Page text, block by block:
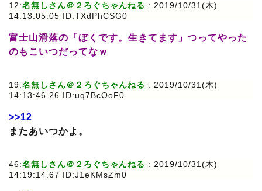
12:名無しさん＠２ろぐちゃんねる : 2019/10/31(木)
14:13:05.05 ID:TXdPhCSG0
富士山滑落の「ぼくです。生きてます」つってやった
のもこいつだってなｗ
19:名無しさん＠２ろぐちゃんねる : 2019/10/31(木)
14:13:46.26 ID:uq7BcOoF0
>>12
またあいつかよ。
46:名無しさん＠２ろぐちゃんねる : 2019/10/31(木)
14:19:14.67 ID:J1eKMsZm0